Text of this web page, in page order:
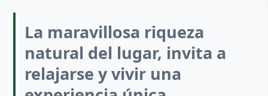
La maravillosa riqueza
natural del lugar, invita a
relajarse y vivir una